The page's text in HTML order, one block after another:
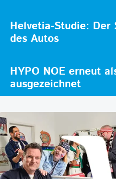
Helvetia-Studie: Der
des Autos
HYPO NOE erneut
ausgezeichnet